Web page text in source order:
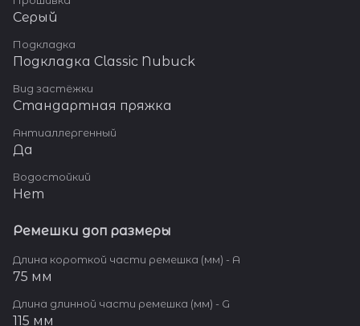
Серый
Подкладка
Подкладка Classic Nubuck
Вид застёжки
Стандартная пряжка
Антиаллергенный
Да
Водостойкий
Нет
Ремешки доп размеры
Длина короткой части ремешка (мм) - A
75 мм
Длина длинной части ремешка (мм) - G
115 мм